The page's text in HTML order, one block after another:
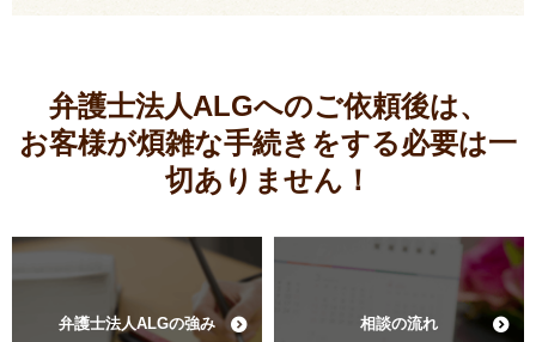
弁護士法人ALGへのご依頼後は、
お客様が煩雑な手続きをする必要は一
切ありません！
弁護士法人ALGの強み 相談の流れ